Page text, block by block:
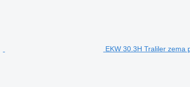
EKW 30.3H Traliler zema